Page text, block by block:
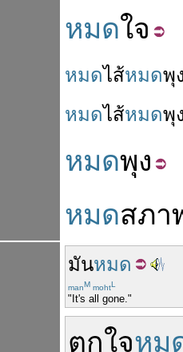
หมดใจ
หมดไส้หมดพุ
หมดไส้หมดพุ
หมดพุง
หมดสภา
มันหมด
manM mohtL
"It's all gone."
ตกใจหม